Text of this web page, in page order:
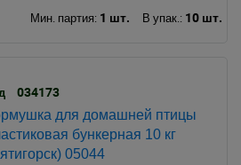
Мин. партия: 1 шт. В упак.: 10 шт.
034173
для домашней птицы
бункерная 10 кг
05044